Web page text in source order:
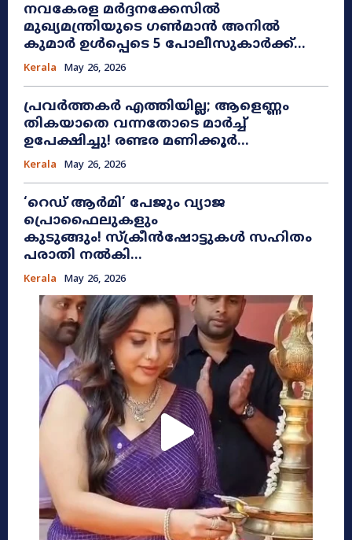
നവകേരള മർദ്ദനക്കേസിൽ
മുഖ്യമന്ത്രിയുടെ ഗൺമാൻ അനിൽ
കുമാർ ഉൾപ്പെടെ 5 പോലീസുകാർക്ക്...
Kerala May 26, 2026
പ്രവർത്തകർ എത്തിയില്ല; ആളെണ്ണം
തികയാതെ വന്നതോടെ മാർച്ച്
ഉപേക്ഷിച്ചു! രണ്ടര മണിക്കൂർ...
Kerala May 26, 2026
​‘റെഡ് ആർമി’ പേജും വ്യാജ
പ്രൊഫൈലുകളും
കുടുങ്ങും! സ്ക്രീൻഷോട്ടുകൾ സഹിതം
പരാതി നൽകി...
Kerala May 26, 2026